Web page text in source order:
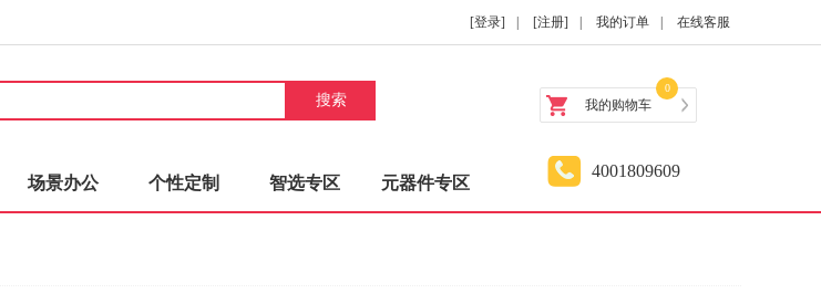
[登录] [注册] 我的订单 在线客服
搜索 我的购物车
0
场景办公 个性定制 智选专区 元器件专区
4001809609